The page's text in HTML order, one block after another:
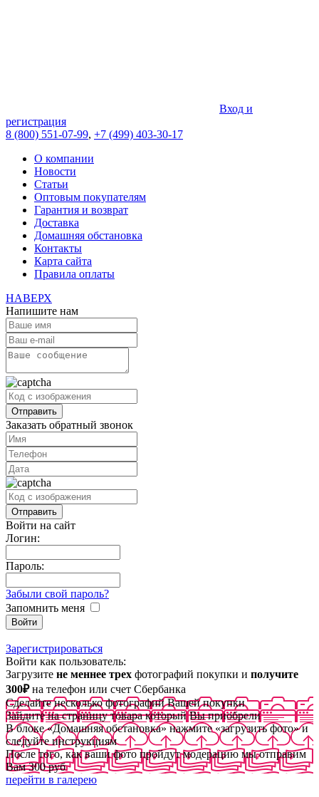
Вход и
регистрация
8 (800) 551-07-99, +7 (499) 403-30-17
О компании
Новости
Статьи
Оптовым покупателям
Гарантия и возврат
Доставка
Домашняя обстановка
Контакты
Карта сайта
Правила оплаты
НАВЕРХ
Напишите нам
Заказать обратный звонок
Войти на сайт
Логин:
Пароль:
Забыли свой пароль?
Запомнить меня
Зарегистрироваться
Войти как пользователь:
Загрузите не меннее трех фотографий покупки и получите
300₽на телефон или счет Сбербанка
Сделайте несколько фотографий Вашей покупки
Зайдите на страницу товара который Вы приобрели
В блоке «Домашняя обстановка» нажмите «загрузить фото» и
следуйте инструкциям
После того, как ваши фото пройдут модерацию мы отправим
Вам 300 руб
перейти в галерею